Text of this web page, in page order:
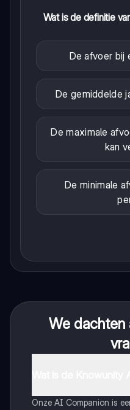
Wat is de definitie
De afvoer bij
De gemiddelde
De maximale
kan
De minimale
We dachten
Onze AI Companion is